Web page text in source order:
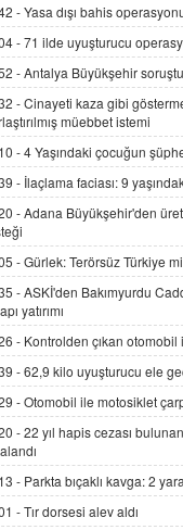
SEHER EREK
Kış Ayları
Alınmalı?
9.12.2025 10:11
İNCİ GÜL AKÖL
Trump Keşke
06.07.2026 13:00
Esed
Şamar:
11.12.2024 12:30
DR. EKREM
Gerçek Ne,
Yürüyoruz"
19.07.2025 12:45
Şifacının Yolu
04.11.2025 12:56
-Yasa dışı bahis
-71 ilde uyuşturucu
-Antalya Büyükşehir
-Cinayeti kaza gibi
müebbet istemi
-4 Yaşındaki çocuğun
- İlaçlama faciası: 9
-Adana Büyükşehir'den
-Gürlek: Terörsüz Türkiye
-ASKİ'den Bakımyurdu
yatırımı
- Kontrolden çıkan otomobil
-62,9 kilo uyuşturucu ele
-Otomobil ile motosiklet
-22 yıl hapis cezası
- Parkta bıçaklı kavga: 2
-Tır dorsesi alev aldı